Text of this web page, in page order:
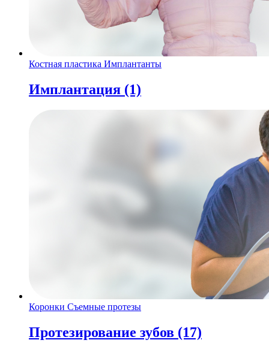
Костная пластика Имплантанты
Имплантация (1)
Коронки Съемные протезы
Протезирование зубов (17)